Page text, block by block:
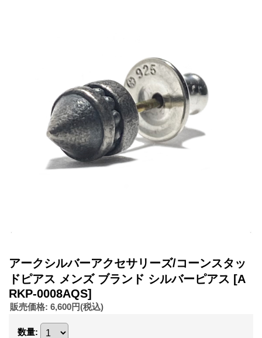
アークシルバーアクセサリーズ/コーンスタッ
ドピアス メンズ ブランド シルバーピアス [A
RKP-0008AQS]
販売価格: 6,600円(税込)
数量: